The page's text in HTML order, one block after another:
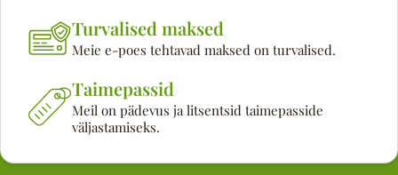
Turvalised maksed
Meie e-poes tehtavad maksed on turvalised.
Taimepassid
Meil on pädevus ja litsentsid taimepasside
väljastamiseks.